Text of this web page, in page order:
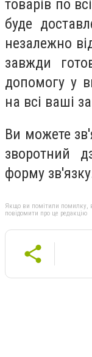
товарів по
буде
незалежно
завжди
допомогу у
на всі ваші
Ви можете
зворотний
форму
Якщо ви помітили помилку,
повідомити про це редакцію